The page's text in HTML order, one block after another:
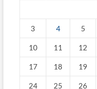
3 4 5
10 11 12
17 18 19
24 25 26